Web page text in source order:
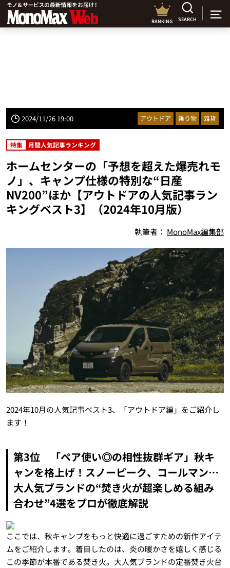
RANKING SEARCH
2024/11/26 19:00 アウトドア 乗り物 雑貨
特集 月間人気記事ランキング
ホームセンターの「予想を超えた爆売れモ
ノ」、キャンプ仕様の特別な“日産
NV200”ほか【アウトドアの人気記事ラン
キングベスト3】（2024年10月版）
執筆者： MonoMax編集部
2024年10月の人気記事ベスト3、「アウトドア編」をご紹介し
ます！
第3位 「ペア使い◎の相性抜群ギア」秋キ
ャンを格上げ！スノーピーク、コールマン…
大人気ブランドの“焚き火が超楽しめる組み
合わせ”4選をプロが徹底解説
ここでは、秋キャンプをもっと快適に過ごすための新作アイテ
ムをご紹介します。着目したのは、炎の暖かさを嬉しく感じる
この季節が本番である焚き火。大人気ブランドの定番焚き火台